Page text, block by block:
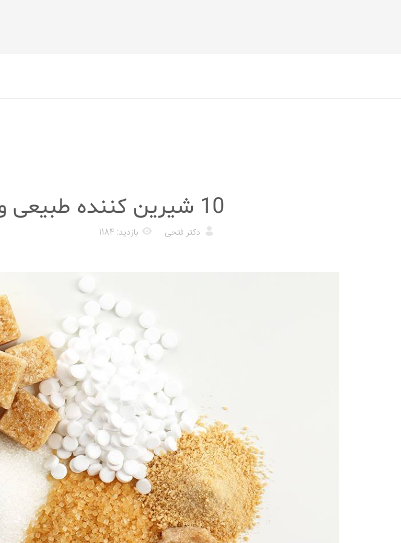
10 شیرین کننده طبیعی و جایگزین های شکر
دکتر فتحی بازدید: 1184